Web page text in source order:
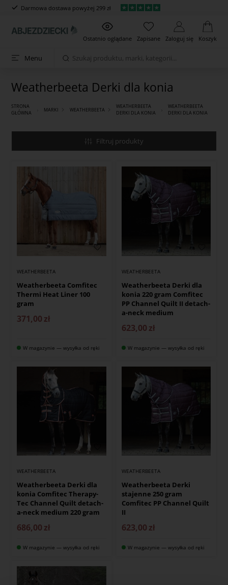
Darmowa dostawa powyżej 299 zł
Ostatnio oglądane Zapisane Zaloguj się Koszyk
Menu
Weatherbeeta Derki dla konia
STRONA
GŁÓWNA
MARKI WEATHERBEETA
WEATHERBEETA
DERKI DLA KONIA
WEATHERBEETA
DERKI DLA KONIA
Filtruj produkty
WEATHERBEETA
Weatherbeeta Comfitec
Thermi Heat Liner 100
gram
371,00 zł
W magazynie — wysyłka od ręki
WEATHERBEETA
Weatherbeeta Derki dla
konia 220 gram Comfitec
PP Channel Quilt II detach-
a-neck medium
623,00 zł
W magazynie — wysyłka od ręki
WEATHERBEETA
Weatherbeeta Derki dla
konia Comfitec Therapy-
Tec Channel Quilt detach-
a-neck medium 220 gram
686,00 zł
W magazynie — wysyłka od ręki
WEATHERBEETA
Weatherbeeta Derki
stajenne 250 gram
Comfitec PP Channel Quilt
II
623,00 zł
W magazynie — wysyłka od ręki